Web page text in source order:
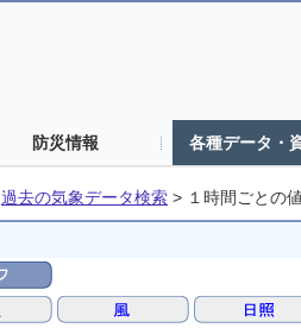
防災情報 各種データ・
過去の気象データ検索 > １時間ごとの